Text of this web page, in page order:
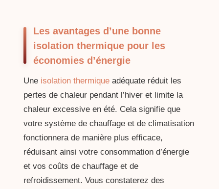
Les avantages d’une bonne
isolation thermique pour les
économies d’énergie
Une isolation thermique adéquate réduit les
pertes de chaleur pendant l’hiver et limite la
chaleur excessive en été. Cela signifie que
votre système de chauffage et de climatisation
fonctionnera de manière plus efficace,
réduisant ainsi votre consommation d’énergie
et vos coûts de chauffage et de
refroidissement. Vous constaterez des